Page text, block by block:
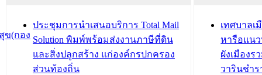
ข(กอง
องคมนตรี
สำนักทะเบียนท้องถิ่นเทศบาลเมือง
วารินชำราบ ดำเนินการมอบทะเบียน
บ้าน ทร.14 และบัตรประจำตัว
ประชุมที
ชีวา สร้า
ขับเคลื่อน
“เมืองแห่
ประชุมการนำเสนอบริการ Total Mail
Solution พิมพ์พร้อมส่งงานภาษีที่ดิน
และสิ่งปลูกสร้าง แก่องค์กรปกครอง
ส่วนท้องถิ่น
เทศบาลเ
หารือแน
ผังเมืองร
วารินชำร